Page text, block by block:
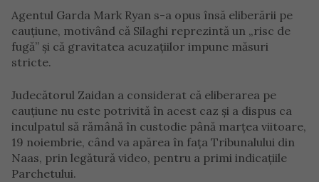
Agentul Garda Mark Ryan s-a opus însă eliberării pe
cauțiune, motivând că Silaghi reprezintă un „risc de
fugă” și că gravitatea acuzațiilor impune măsuri
stricte.
Judecătorul Zaidan a considerat că eliberarea pe
cauțiune nu este potrivită în acest caz și a dispus ca
inculpatul să rămână în custodie până marțea viitoare,
19 noiembrie, când va apărea în fața Tribunalului din
Naas, prin legătură video, pentru a primi indicațiile
Parchetului.